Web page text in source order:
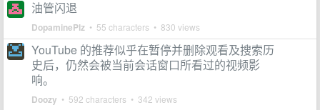
油管闪退
DopaminePlz • 55 characters • 830 views
YouTube 的推荐似乎在暂停并删除观看及搜索历
史后，仍然会被当前会话窗口所看过的视频影
响。
Doozy • 592 characters • 342 views